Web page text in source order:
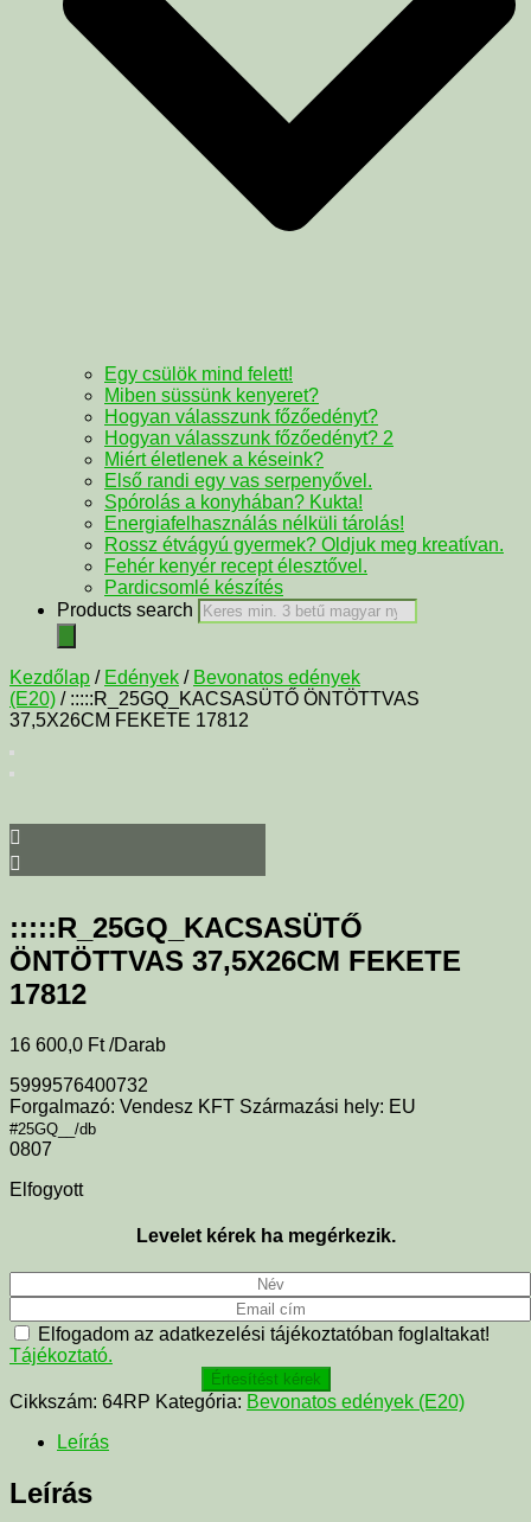
Egy csülök mind felett!
Miben süssünk kenyeret?
Hogyan válasszunk főzőedényt?
Hogyan válasszunk főzőedényt? 2
Miért életlenek a késeink?
Első randi egy vas serpenyővel.
Spórolás a konyhában? Kukta!
Energiafelhasználás nélküli tárolás!
Rossz étvágyú gyermek? Oldjuk meg kreatívan.
Fehér kenyér recept élesztővel.
Pardicsomlé készítés
Products search
Kezdőlap / Edények / Bevonatos edények
(E20) / :::::R_25GQ_KACSASÜTŐ ÖNTÖTTVAS
37,5X26CM FEKETE 17812
:::::R_25GQ_KACSASÜTŐ
ÖNTÖTTVAS 37,5X26CM FEKETE
17812
16 600,0 Ft /Darab
5999576400732
Forgalmazó: Vendesz KFT Származási hely: EU
#25GQ__/db
0807
Elfogyott
Levelet kérek ha megérkezik.
Elfogadom az adatkezelési tájékoztatóban foglaltakat!
Tájékoztató.
Értesítést kérek
Cikkszám: 64RP Kategória: Bevonatos edények (E20)
Leírás
Leírás